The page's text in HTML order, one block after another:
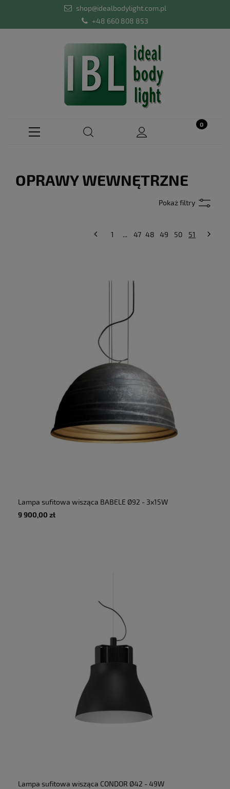
shop@idealbodylight.com.pl
+48 660 808 853
OPRAWY WEWNĘTRZNE
1 ... 47 48 49 50 51
Lampa sufitowa wisząca BABELE Ø92 - 3x15W
E27 230V IP20 - MARTINELLI LUCE
9 900,00 zł
Lampa sufitowa wisząca CONDOR Ø42 - 49W